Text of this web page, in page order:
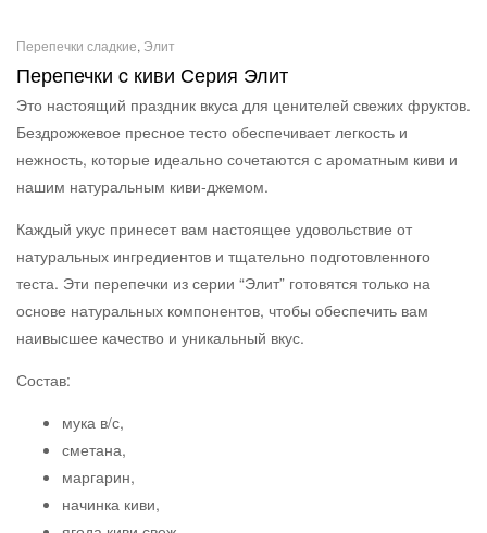
Перепечки сладкие, Элит
Перепечки c киви Серия Элит
Это настоящий праздник вкуса для ценителей свежих фруктов.
Бездрожжевое пресное тесто обеспечивает легкость и
нежность, которые идеально сочетаются с ароматным киви и
нашим натуральным киви-джемом.
Каждый укус принесет вам настоящее удовольствие от
натуральных ингредиентов и тщательно подготовленного
теста. Эти перепечки из серии “Элит” готовятся только на
основе натуральных компонентов, чтобы обеспечить вам
наивысшее качество и уникальный вкус.
Состав:
мука в/с,
сметана,
маргарин,
начинка киви,